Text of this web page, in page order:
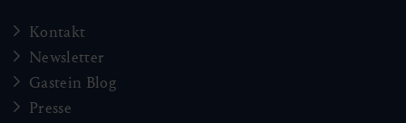
Kontakt
Newsletter
Gastein Blog
Presse